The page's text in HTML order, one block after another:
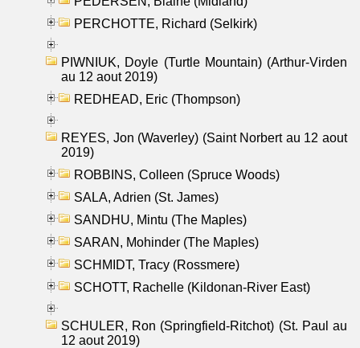
PERCHOTTE, Richard (Selkirk)
PIWNIUK, Doyle (Turtle Mountain) (Arthur-Virden
au 12 aout 2019)
REDHEAD, Eric (Thompson)
REYES, Jon (Waverley) (Saint Norbert au 12 aout
2019)
ROBBINS, Colleen (Spruce Woods)
SALA, Adrien (St. James)
SANDHU, Mintu (The Maples)
SARAN, Mohinder (The Maples)
SCHMIDT, Tracy (Rossmere)
SCHOTT, Rachelle (Kildonan-River East)
SCHULER, Ron (Springfield-Ritchot) (St. Paul au
12 aout 2019)